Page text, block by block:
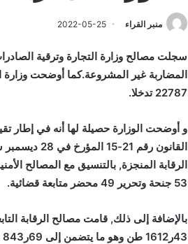
منبر القراء 2022-05-25
المضاربة غير المشروعة.كما أوضحت وزارة
22787 تدخلا.
و أوضحت الوزارة حصيلة لها أنه في إطار
53 جنحة وتحرير 49 محضر متابعة قضائية.
بالإضافة إلى ذلك, قامت مصالح الرقابة